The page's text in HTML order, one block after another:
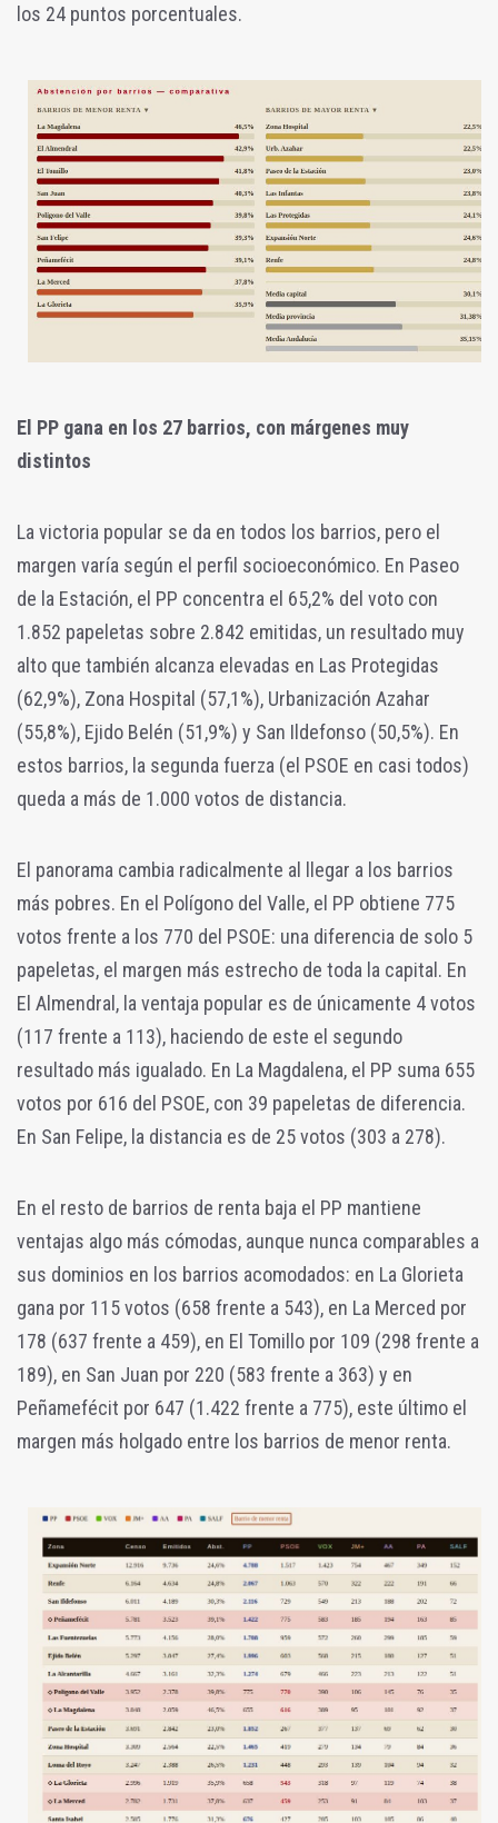
los 24 puntos porcentuales.
El PP gana en los 27 barrios, con márgenes muy
distintos
La victoria popular se da en todos los barrios, pero el
margen varía según el perfil socioeconómico. En Paseo
de la Estación, el PP concentra el 65,2% del voto con
1.852 papeletas sobre 2.842 emitidas, un resultado muy
alto que también alcanza elevadas en Las Protegidas
(62,9%), Zona Hospital (57,1%), Urbanización Azahar
(55,8%), Ejido Belén (51,9%) y San Ildefonso (50,5%). En
estos barrios, la segunda fuerza (el PSOE en casi todos)
queda a más de 1.000 votos de distancia.
El panorama cambia radicalmente al llegar a los barrios
más pobres. En el Polígono del Valle, el PP obtiene 775
votos frente a los 770 del PSOE: una diferencia de solo 5
papeletas, el margen más estrecho de toda la capital. En
El Almendral, la ventaja popular es de únicamente 4 votos
(117 frente a 113), haciendo de este el segundo
resultado más igualado. En La Magdalena, el PP suma 655
votos por 616 del PSOE, con 39 papeletas de diferencia.
En San Felipe, la distancia es de 25 votos (303 a 278).
En el resto de barrios de renta baja el PP mantiene
ventajas algo más cómodas, aunque nunca comparables a
sus dominios en los barrios acomodados: en La Glorieta
gana por 115 votos (658 frente a 543), en La Merced por
178 (637 frente a 459), en El Tomillo por 109 (298 frente a
189), en San Juan por 220 (583 frente a 363) y en
Peñamefécit por 647 (1.422 frente a 775), este último el
margen más holgado entre los barrios de menor renta.